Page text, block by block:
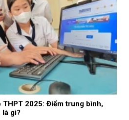
THPT 2025: Điểm trung bình,
gì?